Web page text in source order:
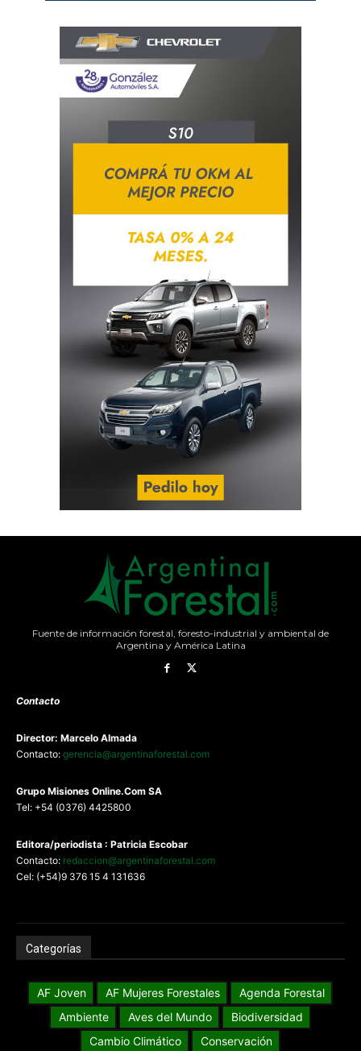
Fuente de información forestal, foresto-industrial y ambiental de
Argentina y América Latina
Contacto
Director: Marcelo Almada
Contacto: gerencia@argentinaforestal.com
Grupo Misiones Online.Com SA
Tel: +54 (0376) 4425800
Editora/periodista : Patricia Escobar
Contacto: redaccion@argentinaforestal.com
Cel: (+54)9 376 15 4 131636
Categorías
AF Joven AF Mujeres Forestales
Agenda Forestal
Ambiente
Aves del Mundo
Biodiversidad
Cambio Climático
Conservación